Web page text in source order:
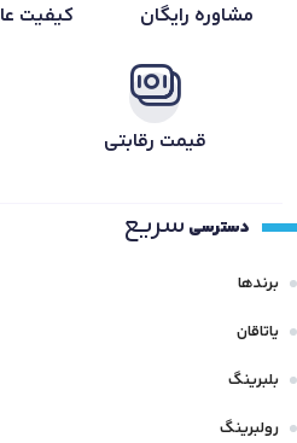
مشاوره رایگان کیفیت
قیمت رقابتی
دسترسی سریع
برندها
یاتاقان
بلبرینگ
رولبرینگ